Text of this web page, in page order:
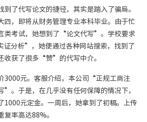
了代写论文的捷径，其实是踏入了骗局。
四，即将从财务管理专业本科毕业。由于忙
类考试，她想到了“论文代写”。学校要求
证分析”，她便通过各种网站搜索，找到了
收获了很多“赞”的代写中介。
元。客服介绍，本公司“正规工商注
”。于是，在几乎没有任何保障的情况下，
1000元定金。一周后，她拿到了初稿。上传
复率高达88%。